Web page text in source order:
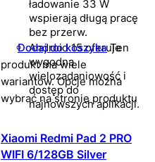
ładowanie 33 W
wspierają długą pracę
bez przerw.
Android 15 oferuje
wygodną
wielozadaniowość i
dostęp do
najnowszych aplikacji.
Dodaj do koszyka Ten
produkt ma wiele
wariantów. Opcje można
wybrać na stronie produktu
Xiaomi Redmi Pad 2 PRO
WIFI 6/128GB Silver